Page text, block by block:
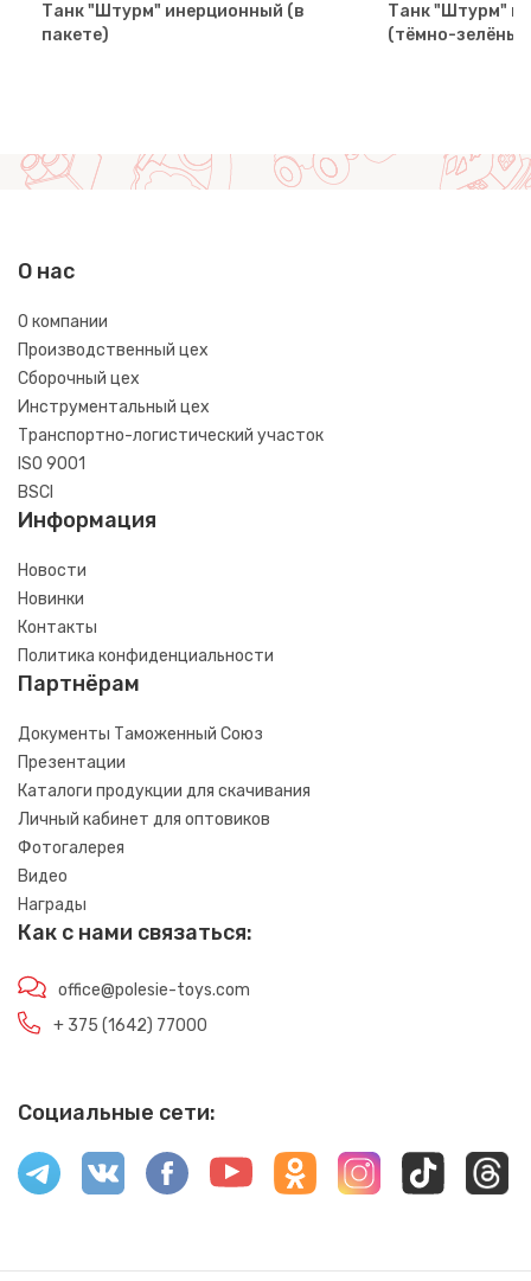
Танк "Штурм" инерционный (в
пакете)
Танк "Штурм"
(тёмно-
О нас
О компании
Производственный цех
Сборочный цех
Инструментальный цех
Транспортно-логистический участок
ISO 9001
BSCI
Информация
Новости
Новинки
Контакты
Политика конфиденциальности
Партнёрам
Документы Таможенный Союз
Презентации
Каталоги продукции для скачивания
Личный кабинет для оптовиков
Фотогалерея
Видео
Награды
Как с нами связаться:
office@polesie-toys.com
+ 375 (1642) 77000
Социальные сети: